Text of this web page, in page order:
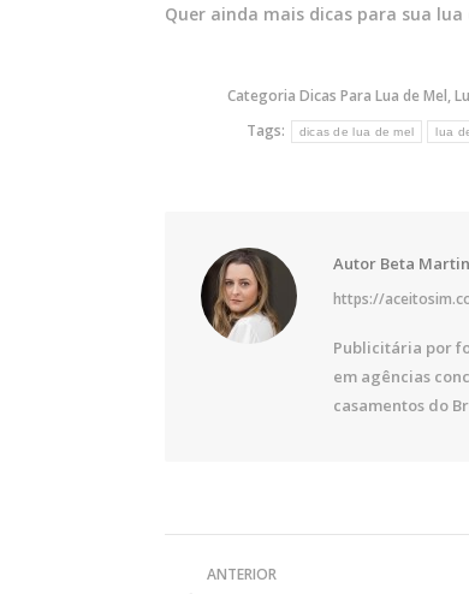
Quer ainda mais dicas para sua lua
Categoria Dicas Para Lua de Mel,
Tags:
dicas de lua de mel lua
Autor Beta
https://
Publicitária por
em agências
casamentos do
ANTERIOR